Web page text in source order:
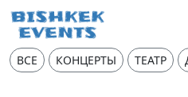
ВСЕ КОНЦЕРТЫ ТЕАТР